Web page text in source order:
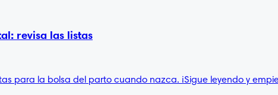
revisa las listas
para la bolsa del parto cuando nazca. ¡Sigue leyendo y